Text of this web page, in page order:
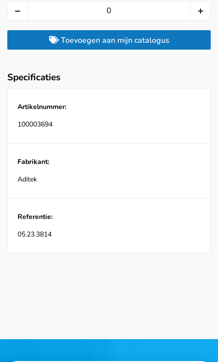
Toevoegen aan mijn catalogus
Specificaties
Artikelnummer:
100003694
Fabrikant:
Aditek
Referentie:
05.23.3814